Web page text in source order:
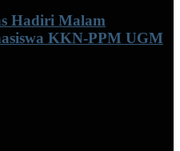
Hadiri Malam
KKN-PPM UGM